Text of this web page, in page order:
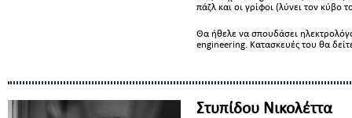
πάζλ και οι γρίφοι (λύνει τον κύβο
Θα ήθελε να σπουδάσει
engineering. Κατασκευές του θα
Στυπίδου Νικολέττα